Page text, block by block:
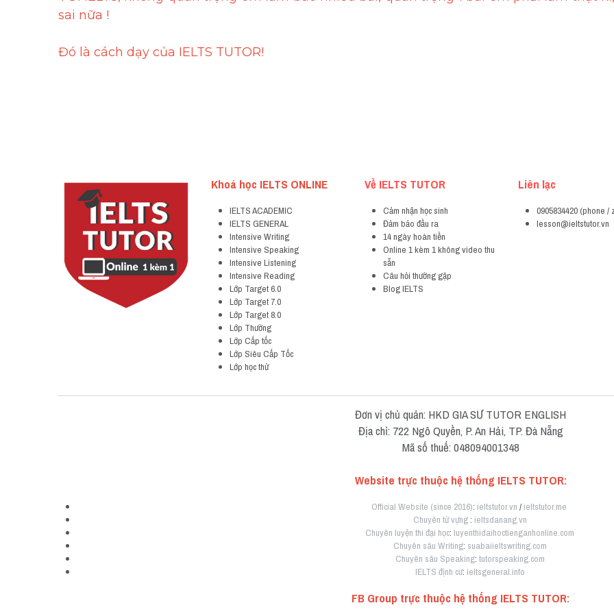
sai nữa !
Đó là cách dạy của IELTS TUTOR!
Khoá học IELTS ONLINE
IELTS ACADEMIC
IELTS GENERAL
Intensive Writing
Intensive Speaking
Intensive Listening
Intensive Reading
Lớp Target 6.0
Lớp Target 7.0
Lớp Target 8.0
Lớp Thường
Lớp Cấp tốc
Lớp Siêu Cấp Tốc
Lớp học thử
Về IELTS TUTOR
Cảm nhận học sinh
Đảm bảo đầu ra
14 ngày hoàn tiền
Online 1 kèm 1 không video thu
sẵn
Câu hỏi thường gặp
Blog IELTS
Liên lạc
0905834420 (phone /
lesson@ieltstutor.vn
Đơn vị chủ quản: HKD GIA SƯ TUTOR ENGLISH
Địa chỉ: 722 Ngô Quyền, P. An Hải, TP. Đà Nẵng
Mã số thuế: 048094001348
Website trực thuộc hệ thống IELTS TUTOR:
Official Website (since 2016): ieltstutor.vn / ieltstutor.me
Chuyên từ vựng : ieltsdanang.vn
Chuyên luyện thi đại học: luyenthidaihoctienganhonline.com
Chuyên sâu Writing: suabaiieltswriting.com
Chuyên sâu Speaking: tutorspeaking.com
IELTS định cư: ieltsgeneral.info
FB Group trực thuộc hệ thống IELTS TUTOR: